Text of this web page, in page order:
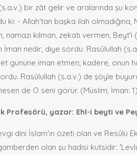
bir zât gelir ve aralarında şu
ki: - Allah'tan başka ilah
namazı kılman, zekatı vermen,
nedir, diye sordu. Rasûlullah
gününe iman etmen; kadere, onun
Rasûlullah (s.a.v.) de şöyle
de O seni görür. (Müslim, İman: 1)
Profesörü, yazar: Ehl-i beyti ve
dini İslam'ın özeti olan ve Resûlü
olan şu hadisi kutsidir: